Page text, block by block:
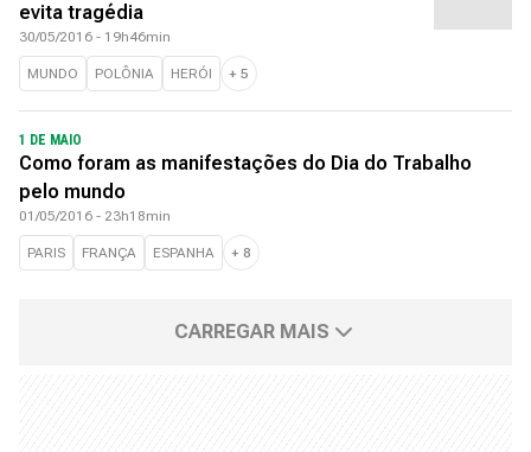
evita tragédia
30/05/2016 - 19h46min
MUNDO POLÔNIA HERÓI + 5
1 DE MAIO
Como foram as manifestações do Dia do Trabalho
pelo mundo
01/05/2016 - 23h18min
PARIS FRANÇA ESPANHA + 8
CARREGAR MAIS